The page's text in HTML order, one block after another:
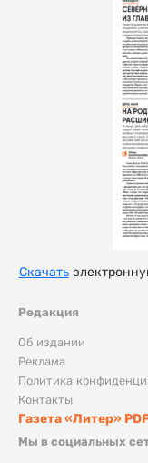
Редакция
Об издании
Реклама
Политика
Контакты
Газета «Литер»
Мы в социальных
Скачать